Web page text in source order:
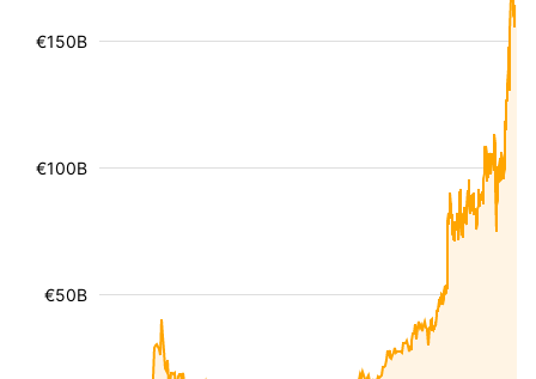
€50B
€100B
€150B